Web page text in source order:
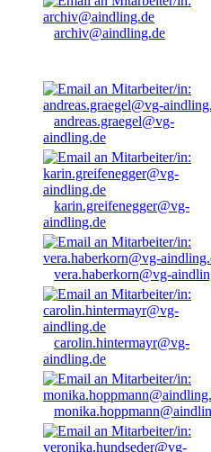
archiv@aindling.de
andreas.graegel@vg-
aindling.de
karin.greifenegger@vg-
aindling.de
vera.haberkorn@vg-
carolin.hintermayr@vg-
aindling.de